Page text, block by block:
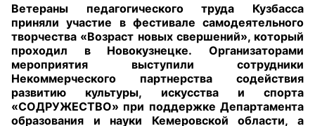
+7 (3842) 58-82-40
OPKO42@BK.RU
ОБРАТНАЯ СВЯЗЬ
Ветераны педагогического труда Кузбасса
приняли участие в фестивале самодеятельного
творчества «Возраст новых свершений», который
проходил в Новокузнецке. Организаторами
мероприятия выступили сотрудники
Некоммерческого партнерства содействия
развитию культуры, искусства и спорта
«СОДРУЖЕСТВО» при поддержке Департамента
образования и науки Кемеровской области, а